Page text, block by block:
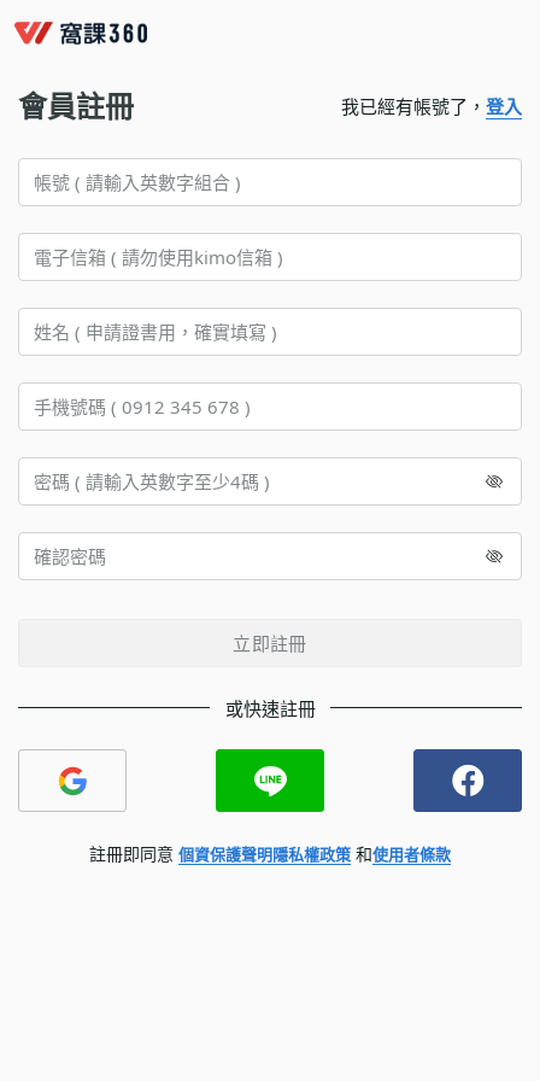
會員註冊 我已經有帳號了， 登入
立即註冊
或快速註冊
註冊即同意 個資保護聲明隱私權政策 和使用者條款